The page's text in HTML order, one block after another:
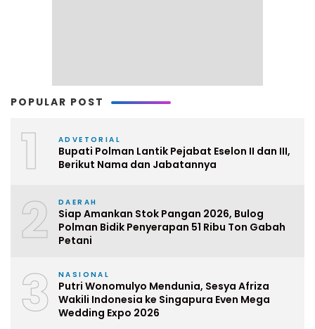
POPULAR POST
1 ADVETORIAL
Bupati Polman Lantik Pejabat Eselon II dan III,
Berikut Nama dan Jabatannya
2 DAERAH
Siap Amankan Stok Pangan 2026, Bulog
Polman Bidik Penyerapan 51 Ribu Ton Gabah
Petani
3 NASIONAL
Putri Wonomulyo Mendunia, Sesya Afriza
Wakili Indonesia ke Singapura Even Mega
Wedding Expo 2026